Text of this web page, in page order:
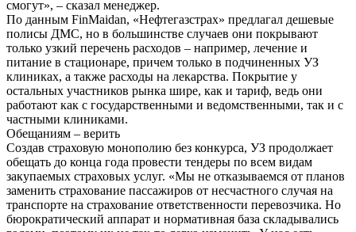
смогут», – сказал менеджер.
По данным FinMaidan, «Нефтегазстрах» предлагал дешевые
полисы ДМС, но в большинстве случаев они покрывают
только узкий перечень расходов – например, лечение и
питание в стационаре, причем только в подчиненных УЗ
клиниках, а также расходы на лекарства. Покрытие у
остальных участников рынка шире, как и тариф, ведь они
работают как с государственными и ведомственными, так и с
частными клиниками.
Обещаниям – верить
Создав страховую монополию без конкурса, УЗ продолжает
обещать до конца года провести тендеры по всем видам
закупаемых страховых услуг. «Мы не отказываемся от планов
заменить страхование пассажиров от несчастного случая на
транспорте на страхование ответственности перевозчика. Но
бюрократический аппарат и нормативная база складывались